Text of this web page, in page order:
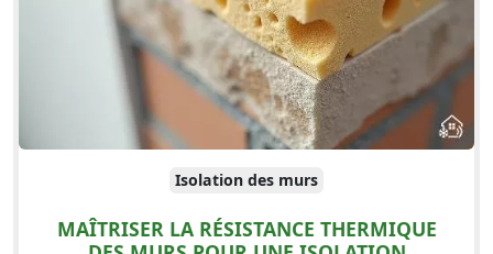
Isolation des murs
MAÎTRISER LA RÉSISTANCE THERMIQUE